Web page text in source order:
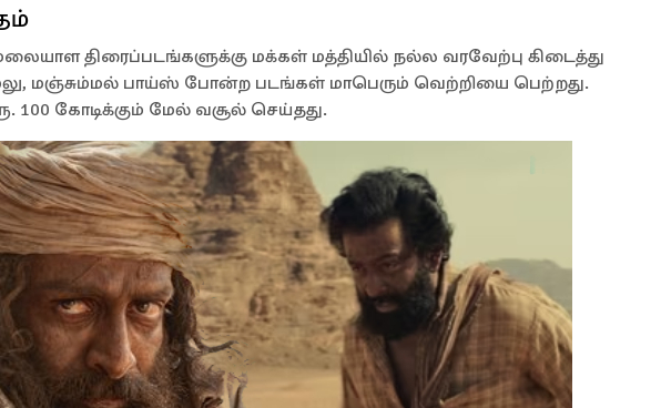
திரைப்படங்களுக்கு மக்கள் மத்தியில் நல்ல வரவேற்பு கிடைத்து
மஞ்சும்மல் பாய்ஸ் போன்ற படங்கள் மாபெரும் வெற்றியை பெற்றது.
100 கோடிக்கும் மேல் வசூல் செய்தது.